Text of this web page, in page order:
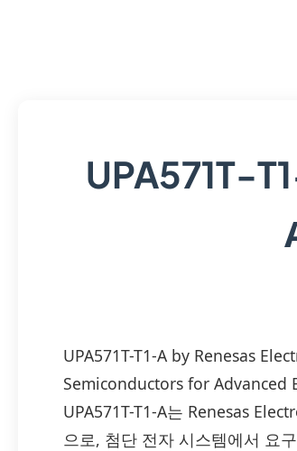
UPA571T-
UPA571T-T1-A by Renesas
Semiconductors for Advanced
UPA571T-T1-A는 Renesas
으로, 첨단 전자 시스템에서 요